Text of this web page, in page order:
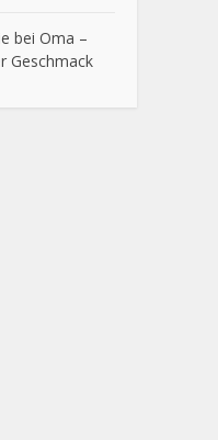
bei Oma –
Geschmack